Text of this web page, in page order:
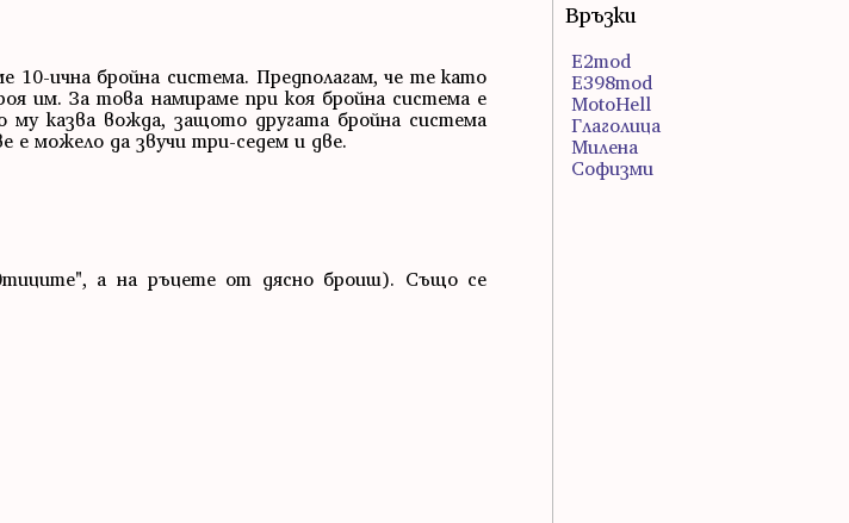
10-ична бройна система. Предполагам, че те като
им. За това намираме при коя бройна система е
казва вожда, защото другата бройна система
е можело да звучи три-седем и две.
а на ръцете от дясно броиш). Също се
Връзки
E2mod
E398mod
MotoHell
Глаголица
Милена
Софизми